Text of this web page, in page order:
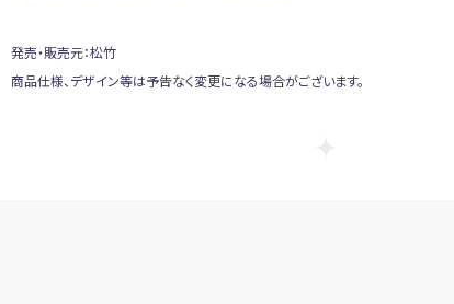
発売・販売元：松竹
商品仕様、デザイン等は予告なく変更になる場合がございます。